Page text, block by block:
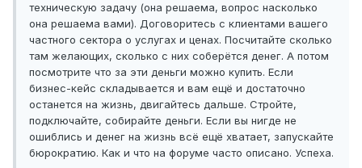
техническую задачу (она решаема, вопрос насколько
она решаема вами). Договоритесь с клиентами вашего
частного сектора о услугах и ценах. Посчитайте сколько
там желающих, сколько с них соберётся денег. А потом
посмотрите что за эти деньги можно купить. Если
бизнес-кейс складывается и вам ещё и достаточно
останется на жизнь, двигайтесь дальше. Стройте,
подключайте, собирайте деньги. Если вы нигде не
ошиблись и денег на жизнь всё ещё хватает, запускайте
бюрократию. Как и что на форуме часто описано. Успеха.